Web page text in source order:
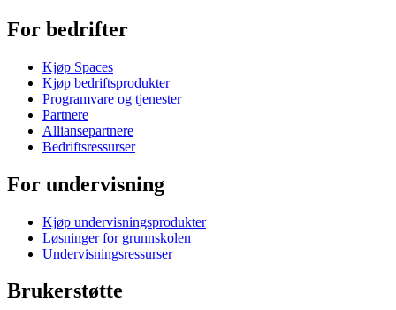
For bedrifter
Kjøp Spaces
Kjøp bedriftsprodukter
Programvare og tjenester
Partnere
Alliansepartnere
Bedriftsressurser
For undervisning
Kjøp undervisningsprodukter
Løsninger for grunnskolen
Undervisningsressurser
Brukerstøtte